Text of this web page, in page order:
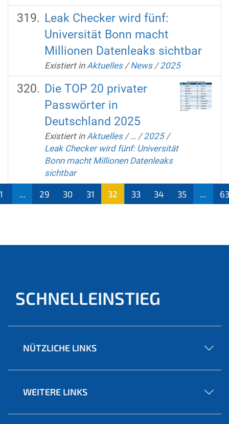
Leak Checker wird fünf:
Universität Bonn macht
Millionen Datenleaks sichtbar
Existiert in Aktuelles /News /2025
Die TOP 20 privater
Passwörter in
Deutschland 2025
Existiert in Aktuelles /… /2025 /
Leak Checker wird fünf: Universität
Bonn macht Millionen Datenleaks
sichtbar
29 30 31
32
33 34 35
SCHNELLEINSTIEG
NÜTZLICHE LINKS
WEITERE LINKS